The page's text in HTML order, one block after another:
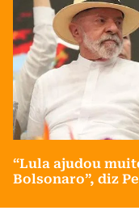
“Lula ajudou
Bolsonaro”, diz